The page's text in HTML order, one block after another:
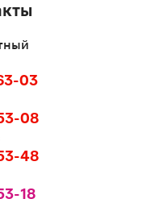
03
08
48
18